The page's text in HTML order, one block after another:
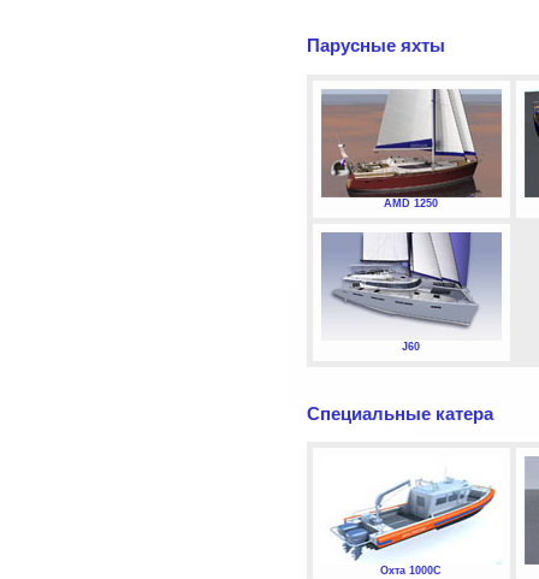
Парусные яхты
AMD 1250
J60
Специальные катера
Охта 1000С